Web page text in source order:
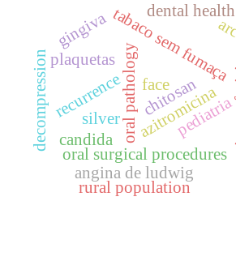
tabaco sem fumaça
oral surgical procedures
oral pathologyazitromicina
pediatria
recurrence
angina de ludwig
rural population
decompression
dental
chitosan
silver
candida
plaquetas
face
gingiva